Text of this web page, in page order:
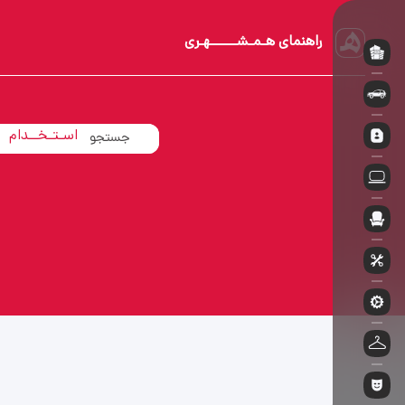
راهنمای هـمـشــــــهـری
اسـتـخــدام